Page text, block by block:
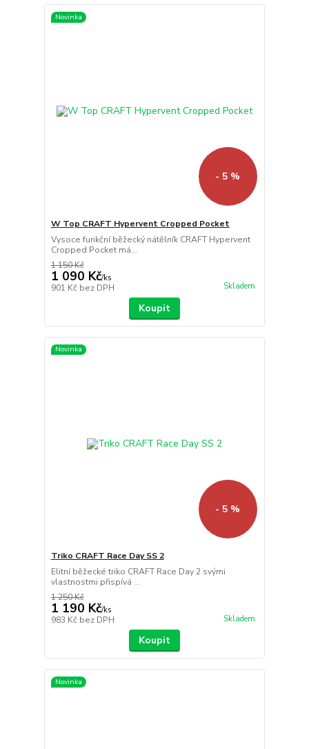
Novinka
- 5 %
W Top CRAFT Hypervent Cropped Pocket
Vysoce funkční běžecký nátělník CRAFT Hypervent
Cropped Pocket má...
1 150 Kč
1 090 Kč/ks
901 Kč bez DPH Skladem
Koupit
Novinka
- 5 %
Triko CRAFT Race Day SS 2
Elitní běžecké triko CRAFT Race Day 2 svými
vlastnostmi přispívá ...
1 250 Kč
1 190 Kč/ks
983 Kč bez DPH Skladem
Koupit
Novinka